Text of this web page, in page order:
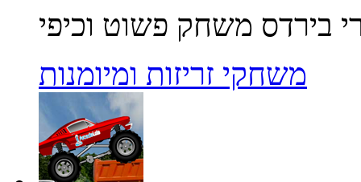
משחקי זריזות ומיומנות